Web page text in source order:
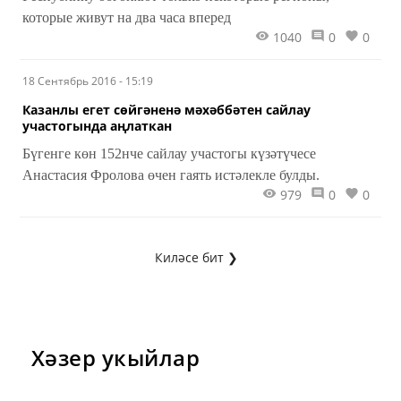
которые живут на два часа вперед
1040 0 0
18 Сентябрь 2016 - 15:19
Казанлы егет сөйгәненә мәхәббәтен сайлау
участогында аңлаткан
Бүгенге көн 152нче сайлау участогы күзәтүчесе
Анастасия Фролова өчен гаять истәлекле булды.
979 0 0
Киләсе бит ❯
Хәзер укыйлар